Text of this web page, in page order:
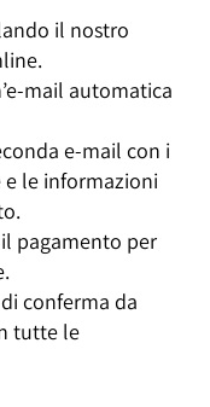
il nostro
mail automatica
e-mail con i
le informazioni
pagamento per
conferma da
tutte le